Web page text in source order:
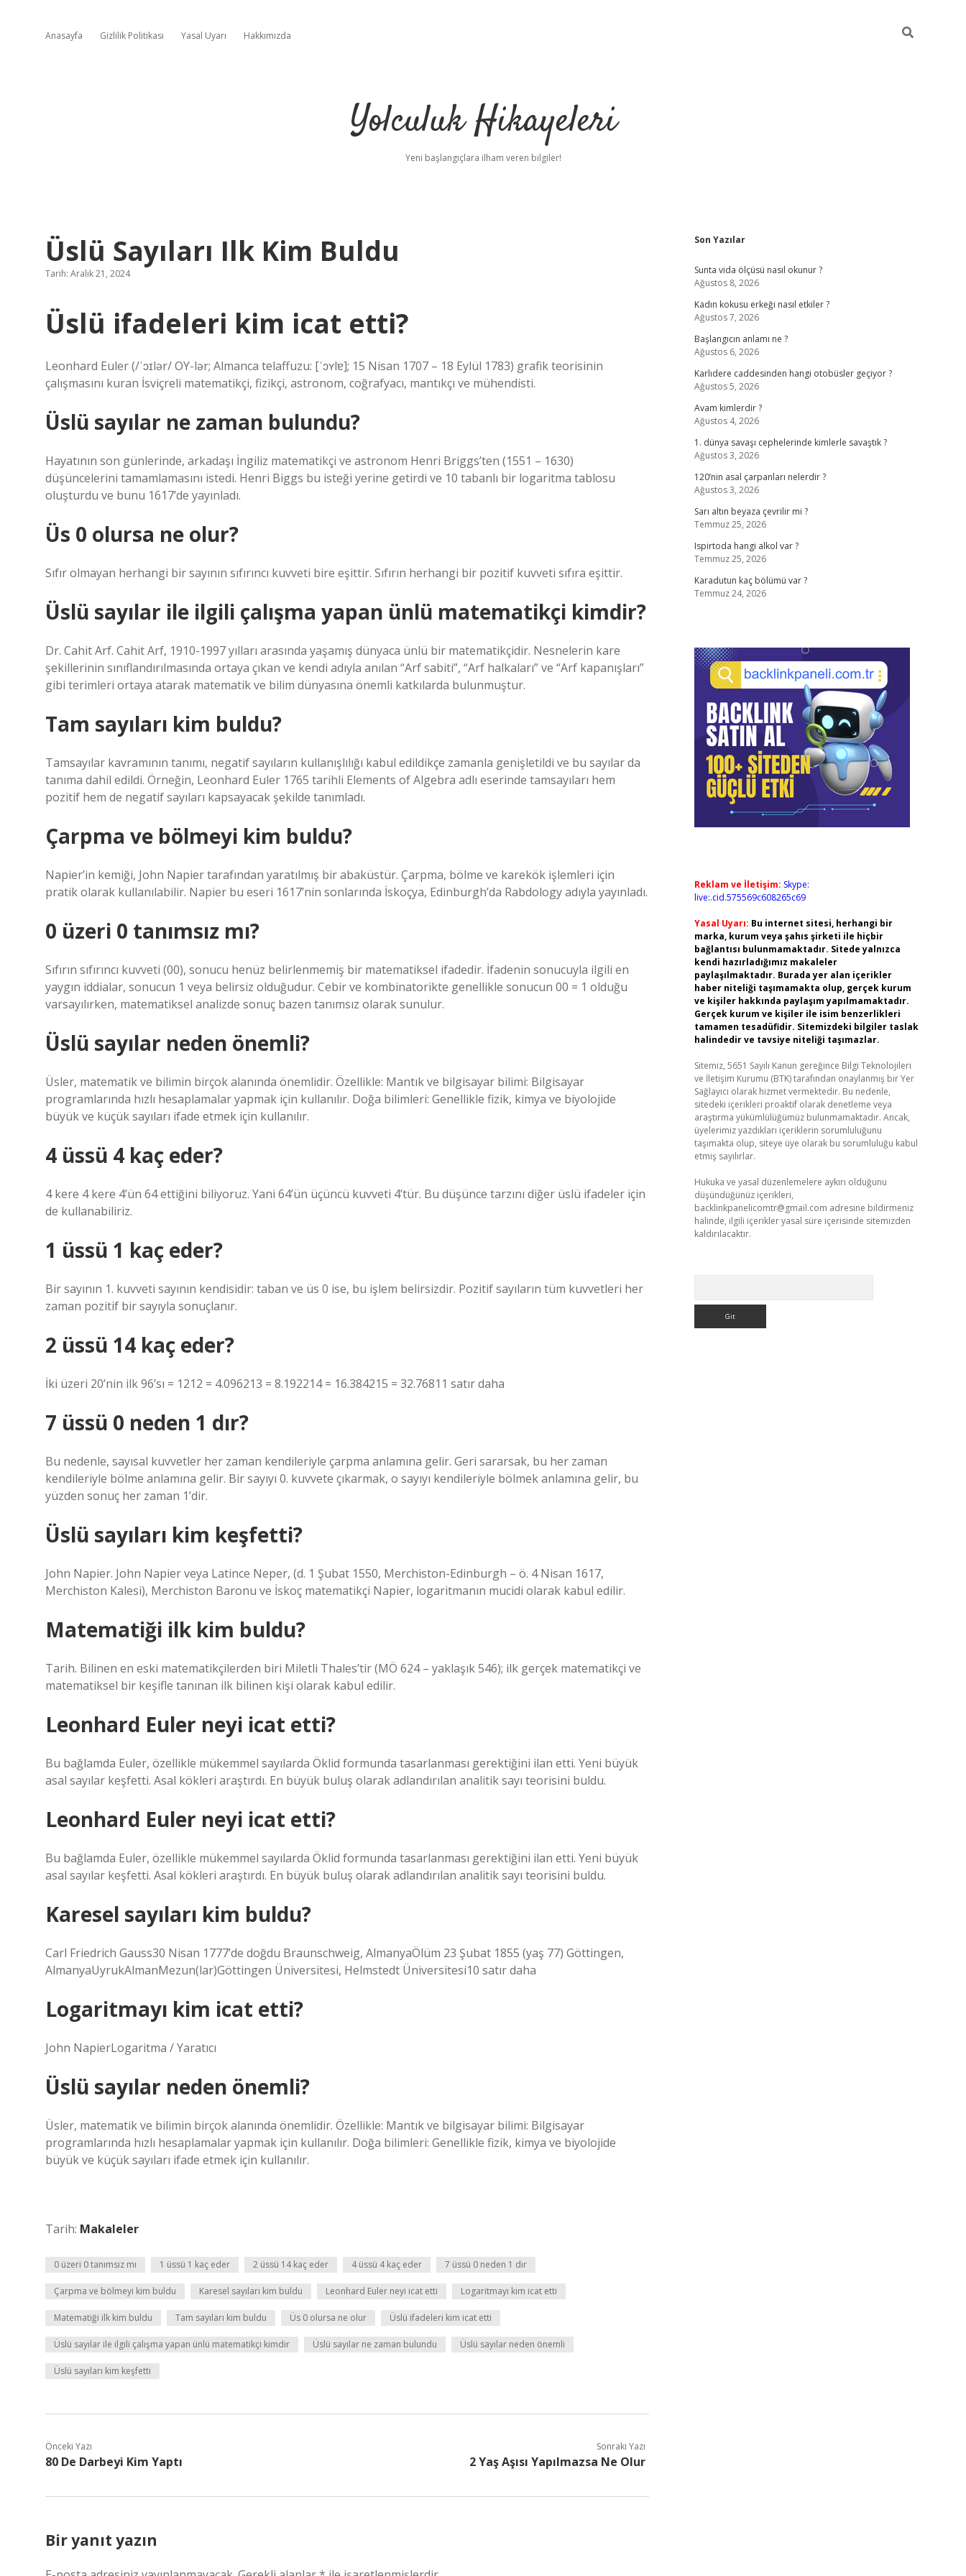
Anasayfa Gizlilik Politikası Yasal Uyarı Hakkımızda
Yolculuk Hikayeleri
Yeni başlangıçlara ilham veren bilgiler!
Üslü Sayıları Ilk Kim Buldu
Tarih: Aralık 21, 2024
Üslü ifadeleri kim icat etti?
Leonhard Euler (/ˈɔɪlər/ OY-lər; Almanca telaffuzu: [ˈɔʏlɐ]; 15 Nisan 1707 – 18 Eylül 1783) grafik teorisinin
çalışmasını kuran İsviçreli matematikçi, fizikçi, astronom, coğrafyacı, mantıkçı ve mühendisti.
Üslü sayılar ne zaman bulundu?
Hayatının son günlerinde, arkadaşı İngiliz matematikçi ve astronom Henri Briggs’ten (1551 – 1630)
düşüncelerini tamamlamasını istedi. Henri Biggs bu isteği yerine getirdi ve 10 tabanlı bir logaritma tablosu
oluşturdu ve bunu 1617’de yayınladı.
Üs 0 olursa ne olur?
Sıfır olmayan herhangi bir sayının sıfırıncı kuvveti bire eşittir. Sıfırın herhangi bir pozitif kuvveti sıfıra eşittir.
Üslü sayılar ile ilgili çalışma yapan ünlü matematikçi kimdir?
Dr. Cahit Arf. Cahit Arf, 1910-1997 yılları arasında yaşamış dünyaca ünlü bir matematikçidir. Nesnelerin kare
şekillerinin sınıflandırılmasında ortaya çıkan ve kendi adıyla anılan “Arf sabiti”, “Arf halkaları” ve “Arf kapanışları”
gibi terimleri ortaya atarak matematik ve bilim dünyasına önemli katkılarda bulunmuştur.
Tam sayıları kim buldu?
Tamsayılar kavramının tanımı, negatif sayıların kullanışlılığı kabul edildikçe zamanla genişletildi ve bu sayılar da
tanıma dahil edildi. Örneğin, Leonhard Euler 1765 tarihli Elements of Algebra adlı eserinde tamsayıları hem
pozitif hem de negatif sayıları kapsayacak şekilde tanımladı.
Çarpma ve bölmeyi kim buldu?
Napier’in kemiği, John Napier tarafından yaratılmış bir abaküstür. Çarpma, bölme ve karekök işlemleri için
pratik olarak kullanılabilir. Napier bu eseri 1617’nin sonlarında İskoçya, Edinburgh’da Rabdology adıyla yayınladı.
0 üzeri 0 tanımsız mı?
Sıfırın sıfırıncı kuvveti (00), sonucu henüz belirlenmemiş bir matematiksel ifadedir. İfadenin sonucuyla ilgili en
yaygın iddialar, sonucun 1 veya belirsiz olduğudur. Cebir ve kombinatorikte genellikle sonucun 00 = 1 olduğu
varsayılırken, matematiksel analizde sonuç bazen tanımsız olarak sunulur.
Üslü sayılar neden önemli?
Üsler, matematik ve bilimin birçok alanında önemlidir. Özellikle: Mantık ve bilgisayar bilimi: Bilgisayar
programlarında hızlı hesaplamalar yapmak için kullanılır. Doğa bilimleri: Genellikle fizik, kimya ve biyolojide
büyük ve küçük sayıları ifade etmek için kullanılır.
4 üssü 4 kaç eder?
4 kere 4 kere 4’ün 64 ettiğini biliyoruz. Yani 64’ün üçüncü kuvveti 4’tür. Bu düşünce tarzını diğer üslü ifadeler için
de kullanabiliriz.
1 üssü 1 kaç eder?
Bir sayının 1. kuvveti sayının kendisidir: taban ve üs 0 ise, bu işlem belirsizdir. Pozitif sayıların tüm kuvvetleri her
zaman pozitif bir sayıyla sonuçlanır.
2 üssü 14 kaç eder?
İki üzeri 20’nin ilk 96’sı = 1212 = 4.096213 = 8.192214 = 16.384215 = 32.76811 satır daha
7 üssü 0 neden 1 dır?
Bu nedenle, sayısal kuvvetler her zaman kendileriyle çarpma anlamına gelir. Geri sararsak, bu her zaman
kendileriyle bölme anlamına gelir. Bir sayıyı 0. kuvvete çıkarmak, o sayıyı kendileriyle bölmek anlamına gelir, bu
yüzden sonuç her zaman 1’dir.
Üslü sayıları kim keşfetti?
John Napier. John Napier veya Latince Neper, (d. 1 Şubat 1550, Merchiston-Edinburgh – ö. 4 Nisan 1617,
Merchiston Kalesi), Merchiston Baronu ve İskoç matematikçi Napier, logaritmanın mucidi olarak kabul edilir.
Matematiği ilk kim buldu?
Tarih. Bilinen en eski matematikçilerden biri Miletli Thales’tir (MÖ 624 – yaklaşık 546); ilk gerçek matematikçi ve
matematiksel bir keşifle tanınan ilk bilinen kişi olarak kabul edilir.
Leonhard Euler neyi icat etti?
Bu bağlamda Euler, özellikle mükemmel sayılarda Öklid formunda tasarlanması gerektiğini ilan etti. Yeni büyük
asal sayılar keşfetti. Asal kökleri araştırdı. En büyük buluş olarak adlandırılan analitik sayı teorisini buldu.
Leonhard Euler neyi icat etti?
Bu bağlamda Euler, özellikle mükemmel sayılarda Öklid formunda tasarlanması gerektiğini ilan etti. Yeni büyük
asal sayılar keşfetti. Asal kökleri araştırdı. En büyük buluş olarak adlandırılan analitik sayı teorisini buldu.
Karesel sayıları kim buldu?
Carl Friedrich Gauss30 Nisan 1777’de doğdu Braunschweig, AlmanyaÖlüm 23 Şubat 1855 (yaş 77) Göttingen,
AlmanyaUyrukAlmanMezun(lar)Göttingen Üniversitesi, Helmstedt Üniversitesi10 satır daha
Logaritmayı kim icat etti?
John NapierLogaritma / Yaratıcı
Üslü sayılar neden önemli?
Üsler, matematik ve bilimin birçok alanında önemlidir. Özellikle: Mantık ve bilgisayar bilimi: Bilgisayar
programlarında hızlı hesaplamalar yapmak için kullanılır. Doğa bilimleri: Genellikle fizik, kimya ve biyolojide
büyük ve küçük sayıları ifade etmek için kullanılır.
Tarih: Makaleler
0 üzeri 0 tanımsız mı 1 üssü 1 kaç eder 2 üssü 14 kaç eder 4 üssü 4 kaç eder 7 üssü 0 neden 1 dır
Çarpma ve bölmeyi kim buldu Karesel sayıları kim buldu Leonhard Euler neyi icat etti Logaritmayı kim icat etti
Matematiği ilk kim buldu Tam sayıları kim buldu Üs 0 olursa ne olur Üslü ifadeleri kim icat etti
Üslü sayılar ile ilgili çalışma yapan ünlü matematikçi kimdir Üslü sayılar ne zaman bulundu Üslü sayılar neden önemli
Üslü sayıları kim keşfetti
Önceki Yazı
80 De Darbeyi Kim Yaptı
Sonraki Yazı
2 Yaş Aşısı Yapılmazsa Ne Olur
Bir yanıt yazın
Sidebar
Son Yazılar
Sunta vida ölçüsü nasıl okunur ?
Ağustos 8, 2026
Kadın kokusu erkeği nasıl etkiler ?
Ağustos 7, 2026
Başlangıcın anlamı ne ?
Ağustos 6, 2026
Karlıdere caddesinden hangi otobüsler geçiyor ?
Ağustos 5, 2026
Avam kimlerdir ?
Ağustos 4, 2026
1. dünya savaşı cephelerinde kimlerle savaştık ?
Ağustos 3, 2026
120’nin asal çarpanları nelerdir ?
Ağustos 3, 2026
Sarı altın beyaza çevrilir mi ?
Temmuz 25, 2026
Ispirtoda hangi alkol var ?
Temmuz 25, 2026
Karadutun kaç bölümü var ?
Temmuz 24, 2026
Reklam ve İletişim: Skype:
live:.cid.575569c608265c69
Yasal Uyarı: Bu internet sitesi, herhangi bir
marka, kurum veya şahıs şirketi ile hiçbir
bağlantısı bulunmamaktadır. Sitede yalnızca
kendi hazırladığımız makaleler
paylaşılmaktadır. Burada yer alan içerikler
haber niteliği taşımamakta olup, gerçek kurum
ve kişiler hakkında paylaşım yapılmamaktadır.
Gerçek kurum ve kişiler ile isim benzerlikleri
tamamen tesadüfidir. Sitemizdeki bilgiler taslak
halindedir ve tavsiye niteliği taşımazlar.
Sitemiz, 5651 Sayılı Kanun gereğince Bilgi Teknolojileri
ve İletişim Kurumu (BTK) tarafından onaylanmış bir Yer
Sağlayıcı olarak hizmet vermektedir. Bu nedenle,
sitedeki içerikleri proaktif olarak denetleme veya
araştırma yükümlülüğümüz bulunmamaktadır. Ancak,
üyelerimiz yazdıkları içeriklerin sorumluluğunu
taşımakta olup, siteye üye olarak bu sorumluluğu kabul
etmiş sayılırlar.
Hukuka ve yasal düzenlemelere aykırı olduğunu
düşündüğünüz içerikleri,
backlinkpanelicomtr@gmail.com adresine bildirmeniz
halinde, ilgili içerikler yasal süre içerisinde sitemizden
kaldırılacaktır.
betexper giriş